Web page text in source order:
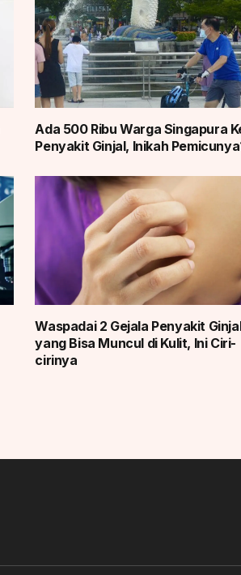
Ada 500 Ribu Warga Singapura
Penyakit Ginjal, Inikah
Waspadai 2 Gejala Penyakit
yang Bisa Muncul di Kulit, Ini Ciri-
cirinya